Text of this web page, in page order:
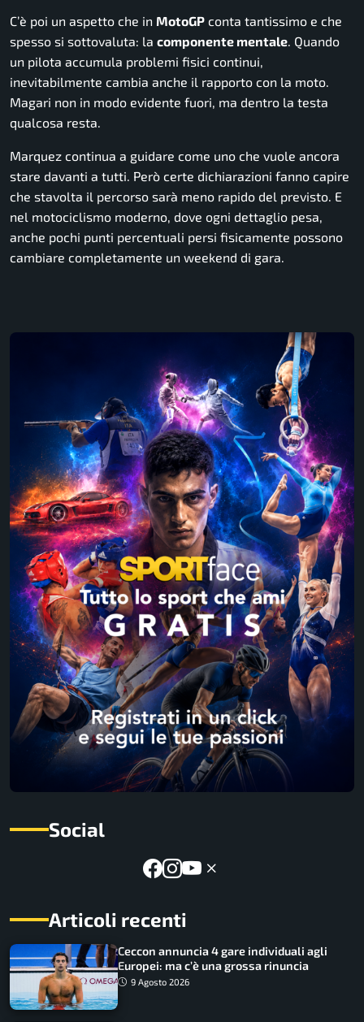
C’è poi un aspetto che in MotoGP conta tantissimo e che
spesso si sottovaluta: la componente mentale. Quando
un pilota accumula problemi fisici continui,
inevitabilmente cambia anche il rapporto con la moto.
Magari non in modo evidente fuori, ma dentro la testa
qualcosa resta.
Marquez continua a guidare come uno che vuole ancora
stare davanti a tutti. Però certe dichiarazioni fanno capire
che stavolta il percorso sarà meno rapido del previsto. E
nel motociclismo moderno, dove ogni dettaglio pesa,
anche pochi punti percentuali persi fisicamente possono
cambiare completamente un weekend di gara.
Social
Articoli recenti
Ceccon annuncia 4 gare individuali agli
Europei: ma c’è una grossa rinuncia
9 Agosto 2026